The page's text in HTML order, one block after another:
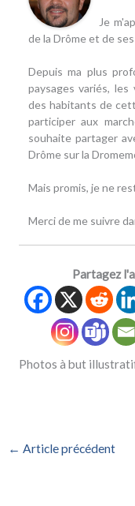
Je
de la Drôme et de
Depuis ma plus
paysages variés,
des habitants de
participer aux
souhaite partager
Drôme sur la
Mais promis, je ne
Merci de me suivre
Partagez
Photos à but
← Article précédent